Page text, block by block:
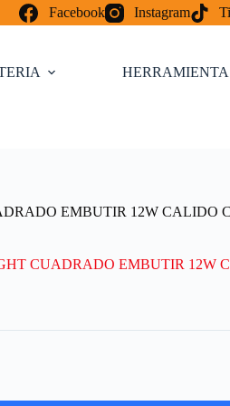
Facebook Instagram
EMBUTIR 12W CALIDO
CUADRADO EMBUTIR 12W